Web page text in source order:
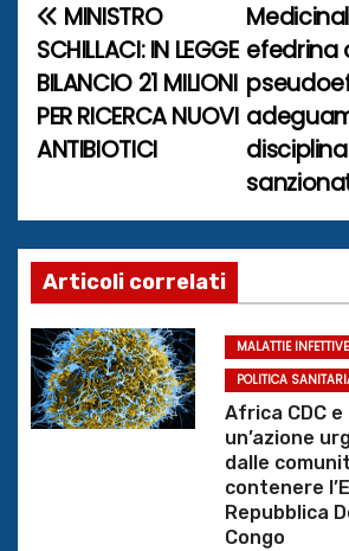
N
a
v
g
a
z
i
o
efedrina
disciplina
MINISTRO
SCHILLACI: IN LEGGE
BILANCIO 21 MILIONI
PER RICERCA NUOVI
ANTIBIOTICI
Articoli correlati
MALATTIE INFETTIVE
POLITICA
Africa CDC e
un’azione
dalle
contenere
Repubblica
Congo